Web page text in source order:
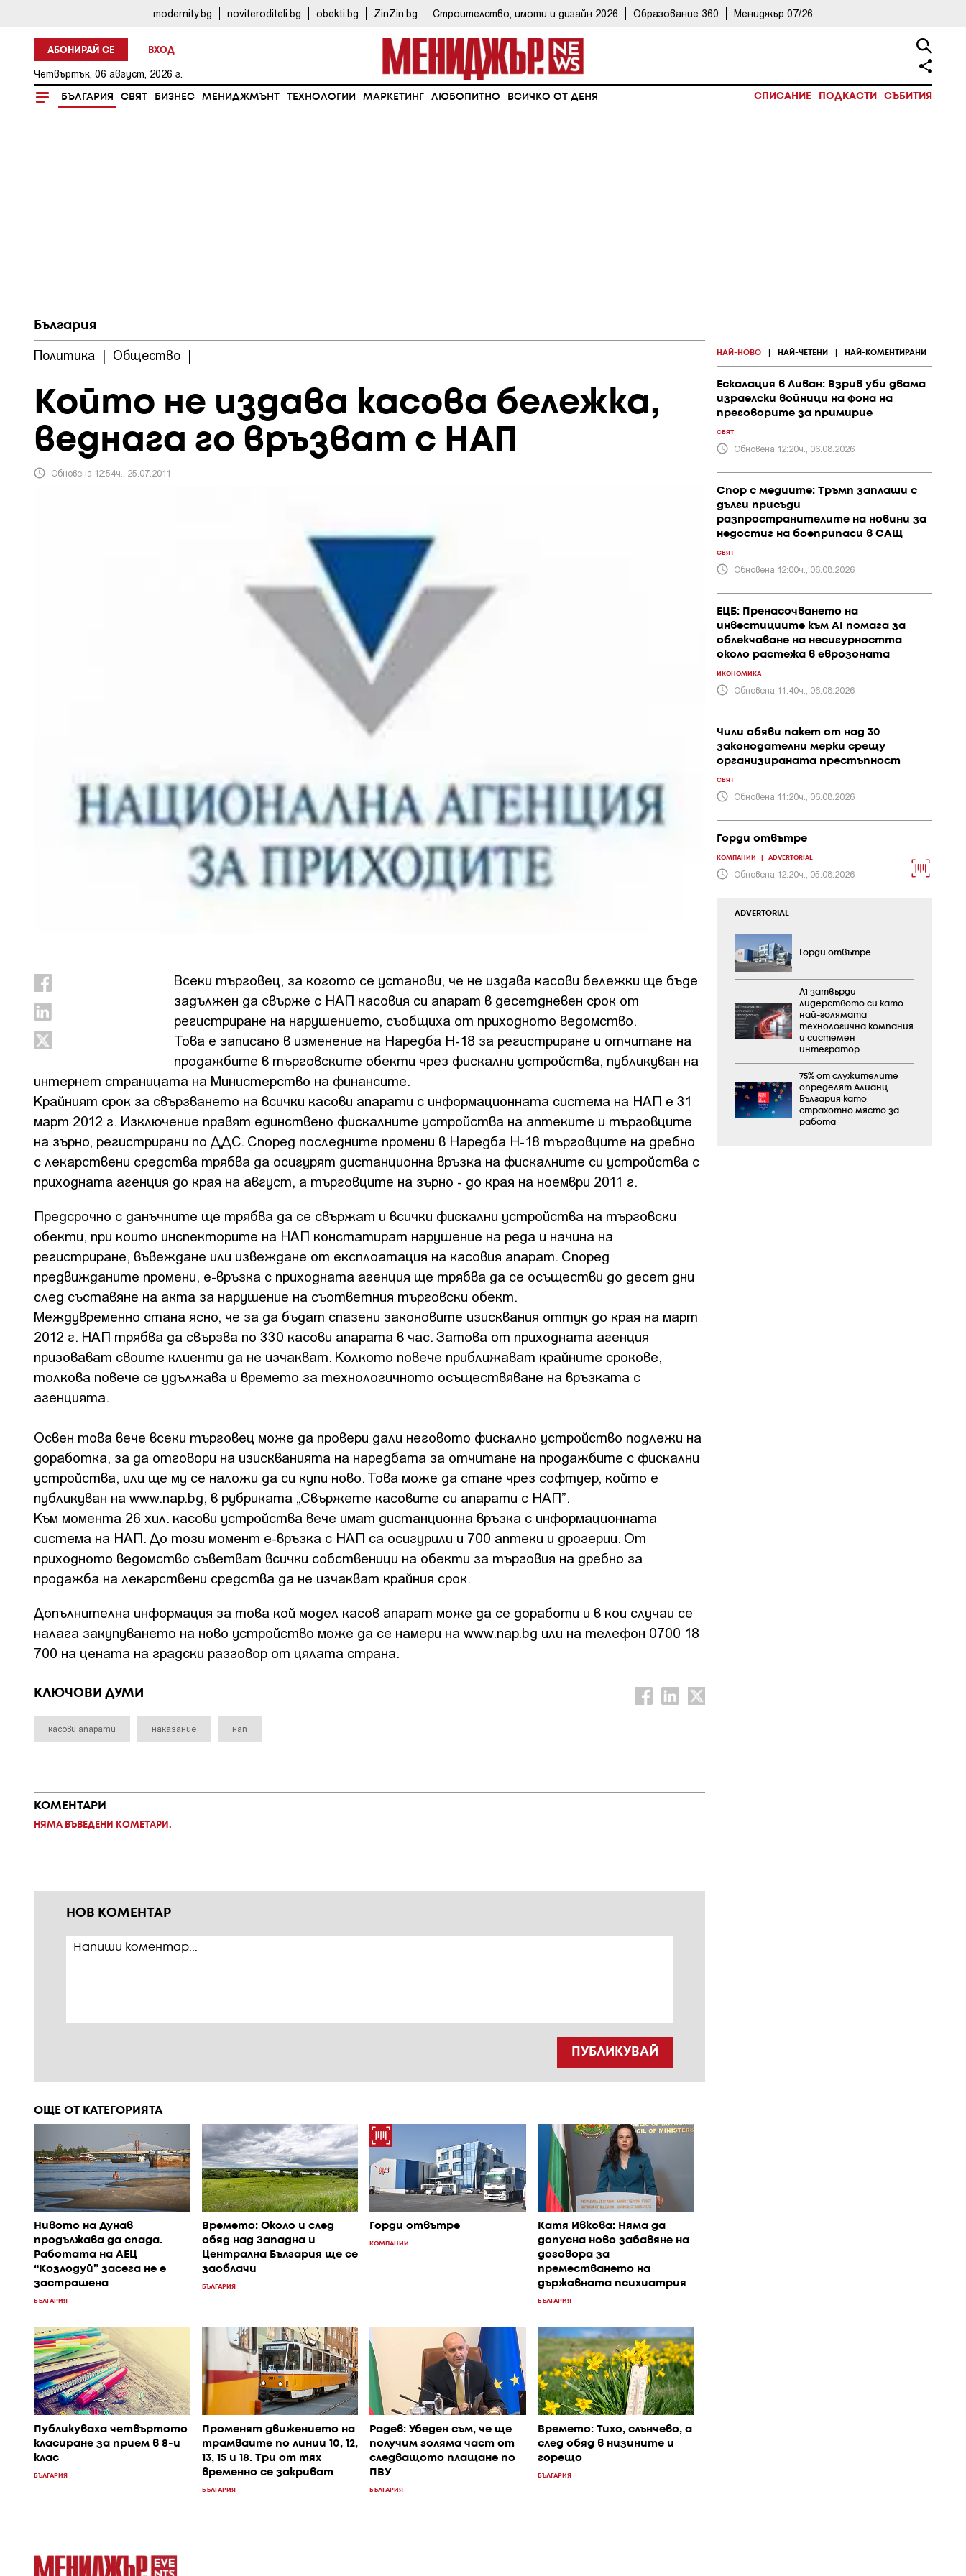
modernity.bg noviteroditeli.bg obekti.bg ZinZin.bg Строителство, имоти и дизайн 2026 Образование 360 Мениджър 07/26
АБОНИРАЙ СЕ ВХОД
Четвъртък, 06 август, 2026 г.
БЪЛГАРИЯ СВЯТ БИЗНЕС МЕНИДЖМЪНТ ТЕХНОЛОГИИ МАРКЕТИНГ ЛЮБОПИТНО ВСИЧКО ОТ ДЕНЯ СПИСАНИЕ ПОДКАСТИ СЪБИТИЯ
България
Политика | Общество |
Който не издава касова бележка,
веднага го връзват с НАП
Обновена 12:54ч., 25.07.2011
Всеки търговец, за когото се установи, че не издава касови бележки ще бъде
задължен да свърже с НАП касовия си апарат в десетдневен срок от
регистриране на нарушението, съобщиха от приходното ведомство.
Това е записано в изменение на Наредба Н-18 за регистриране и отчитане на
продажбите в търговските обекти чрез фискални устройства, публикуван на
интернет страницата на Министерство на финансите.
Крайният срок за свързването на всички касови апарати с информационната система на НАП е 31
март 2012 г. Изключение правят единствено фискалните устройства на аптеките и търговците
на зърно, регистрирани по ДДС. Според последните промени в Наредба Н-18 търговците на дребно
с лекарствени средства трябва да осигурят дистанционна връзка на фискалните си устройства с
приходната агенция до края на август, а търговците на зърно - до края на ноември 2011 г.
Предсрочно с данъчните ще трябва да се свържат и всички фискални устройства на търговски
обекти, при които инспекторите на НАП констатират нарушение на реда и начина на
регистриране, въвеждане или извеждане от експлоатация на касовия апарат. Според
предвижданите промени, е-връзка с приходната агенция ще трябва да се осъществи до десет дни
след съставяне на акта за нарушение на съответния търговски обект.
Междувременно стана ясно, че за да бъдат спазени законовите изисквания оттук до края на март
2012 г. НАП трябва да свързва по 330 касови апарата в час. Затова от приходната агенция
призовават своите клиенти да не изчакват. Колкото повече приближават крайните срокове,
толкова повече се удължава и времето за технологичното осъществяване на връзката с
агенцията.
Освен това вече всеки търговец може да провери дали неговото фискално устройство подлежи на
доработка, за да отговори на изискванията на наредбата за отчитане на продажбите с фискални
устройства, или ще му се наложи да си купи ново. Това може да стане чрез софтуер, който е
публикуван на www.nap.bg, в рубриката „Свържете касовите си апарати с НАП”.
Към момента 26 хил. касови устройства вече имат дистанционна връзка с информационната
система на НАП. До този момент е-връзка с НАП са осигурили и 700 аптеки и дрогерии. От
приходното ведомство съветват всички собственици на обекти за търговия на дребно за
продажба на лекарствени средства да не изчакват крайния срок.
Допълнителна информация за това кой модел касов апарат може да се доработи и в кои случаи се
налага закупуването на ново устройство може да се намери на www.nap.bg или на телефон 0700 18
700 на цената на градски разговор от цялата страна.
КЛЮЧОВИ ДУМИ
касови апарати наказание нап
КОМЕНТАРИ
НЯМА ВЪВЕДЕНИ КОМЕТАРИ.
НОВ КОМЕНТАР
ПУБЛИКУВАЙ
ОЩЕ ОТ КАТЕГОРИЯТА
Нивото на Дунав
продължава да спада.
Работата на АЕЦ
“Козлодуй” засега не е
застрашена
БЪЛГАРИЯ
Времето: Около и след
обяд над Западна и
Централна България ще се
заоблачи
БЪЛГАРИЯ
Горди отвътре
КОМПАНИИ
Катя Ивкова: Няма да
допусна ново забавяне на
договора за
преместването на
държавната психиатрия
БЪЛГАРИЯ
Публикуваха четвъртото
класиране за прием в 8-и
клас
БЪЛГАРИЯ
Променят движението на
трамваите по линии 10, 12,
13, 15 и 18. Три от тях
временно се закриват
БЪЛГАРИЯ
Радев: Убеден съм, че ще
получим голяма част от
следващото плащане по
ПВУ
БЪЛГАРИЯ
Времето: Тихо, слънчево, а
след обяд в низините и
горещо
БЪЛГАРИЯ
НАЙ-НОВО НАЙ-ЧЕТЕНИ НАЙ-КОМЕНТИРАНИ
Ескалация в Ливан: Взрив уби двама
израелски войници на фона на
преговорите за примирие
СВЯТ
Обновена 12:20ч., 06.08.2026
Спор с медиите: Тръмп заплаши с
дълги присъди
разпространителите на новини за
недостиг на боеприпаси в САЩ
СВЯТ
Обновена 12:00ч., 06.08.2026
ЕЦБ: Пренасочването на
инвестициите към AI помага за
облекчаване на несигурността
около растежа в еврозоната
ИКОНОМИКА
Обновена 11:40ч., 06.08.2026
Чили обяви пакет от над 30
законодателни мерки срещу
организираната престъпност
СВЯТ
Обновена 11:20ч., 06.08.2026
Горди отвътре
КОМПАНИИ ADVERTORIAL
Обновена 12:20ч., 05.08.2026
ADVERTORIAL
Горди отвътре
А1 затвърди
лидерството си като
най-голямата
технологична компания
и системен
интегратор
75% от служителите
определят Алианц
България като
страхотно място за
работа